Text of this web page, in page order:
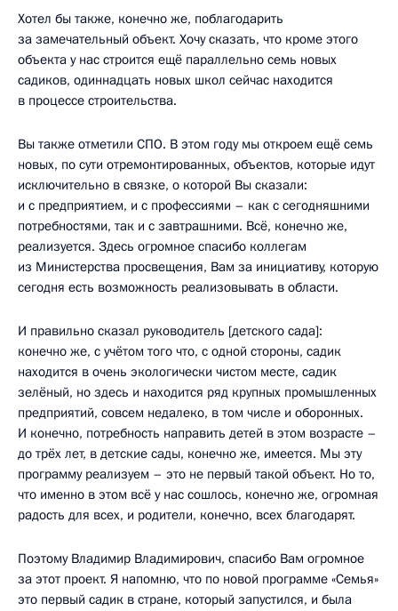
Хотел бы также, конечно же, поблагодарить
за замечательный объект. Хочу сказать, что кроме этого
объекта у нас строится ещё параллельно семь новых
садиков, одиннадцать новых школ сейчас находится
в процессе строительства.
Вы также отметили СПО. В этом году мы откроем ещё семь
новых, по сути отремонтированных, объектов, которые идут
исключительно в связке, о которой Вы сказали:
и с предприятием, и с профессиями – как с сегодняшними
потребностями, так и с завтрашними. Всё, конечно же,
реализуется. Здесь огромное спасибо коллегам
из Министерства просвещения, Вам за инициативу, которую
сегодня есть возможность реализовывать в области.
И правильно сказал руководитель [детского сада]:
конечно же, с учётом того что, с одной стороны, садик
находится в очень экологически чистом месте, садик
зелёный, но здесь и находится ряд крупных промышленных
предприятий, совсем недалеко, в том числе и оборонных.
И конечно, потребность направить детей в этом возрасте –
до трёх лет, в детские сады, конечно же, имеется. Мы эту
программу реализуем – это не первый такой объект. Но то,
что именно в этом всё у нас сошлось, конечно же, огромная
радость для всех, и родители, конечно, всех благодарят.
Поэтому Владимир Владимирович, спасибо Вам огромное
за этот проект. Я напомню, что по новой программе «Семья»
это первый садик в стране, который запустился, и была